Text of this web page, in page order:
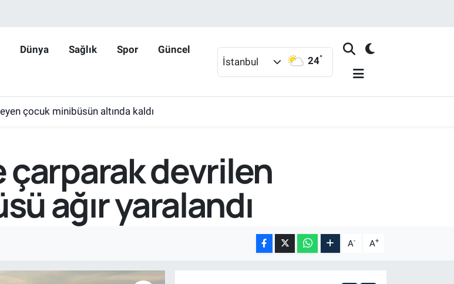
Dünya Sağlık Spor Güncel
İstanbul 24°
çocuk minibüsün altında kaldı
devrilen
ağır yaralandı
A- A+